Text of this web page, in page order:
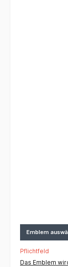
Emblem
Pflichtfeld
Das Emblem